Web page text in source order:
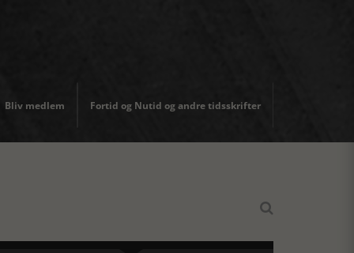
Bliv medlem Fortid og Nutid og andre tidsskrifter
